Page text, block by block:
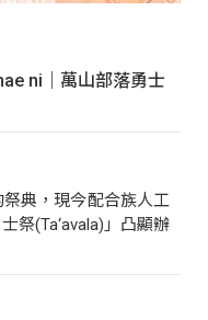
ni｜萬山部落勇士
典，現今配合族人工
祭(Ta‘avala)」凸顯辦